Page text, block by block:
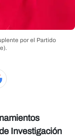
por el Partido
Investigación